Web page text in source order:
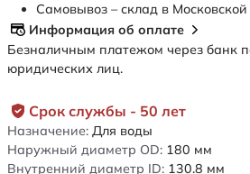
Срок службы - 50 лет
Назначение: Для воды
Наружный диаметр OD: 180 мм
Внутренний диаметр ID: 130.8 мм
Самовывоз – склад в Московской
Информация об оплате
Безналичным платежом через банк
юридических лиц.